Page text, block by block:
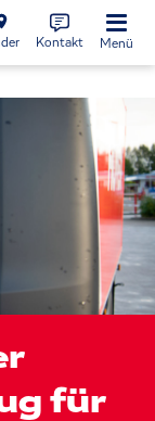
Kontakt Menü
für